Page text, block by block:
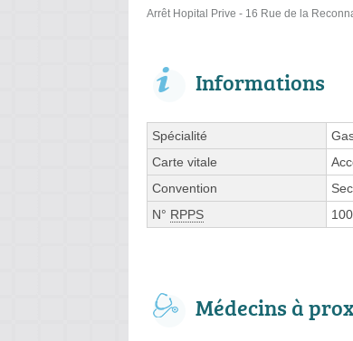
Arrêt Hopital Prive - 16 Rue de la
Informations
Spécialité
Carte vitale
Convention
N° RPPS
Médecins à